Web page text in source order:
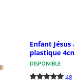
Enfant
plastique
DISPONIBLE
48